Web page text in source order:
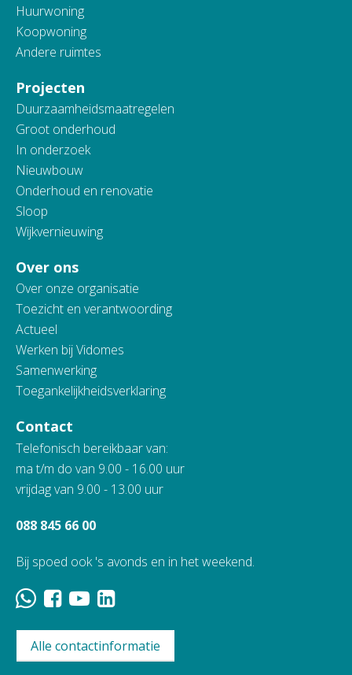
Huurwoning
Koopwoning
Andere ruimtes
Projecten
Duurzaamheidsmaatregelen
Groot onderhoud
In onderzoek
Nieuwbouw
Onderhoud en renovatie
Sloop
Wijkvernieuwing
Over ons
Over onze organisatie
Toezicht en verantwoording
Actueel
Werken bij Vidomes
Samenwerking
Toegankelijkheidsverklaring
Contact
Telefonisch bereikbaar van:
ma t/m do van 9.00 - 16.00 uur
vrijdag van 9.00 - 13.00 uur
088 845 66 00
Bij spoed ook 's avonds en in het weekend.
Alle contactinformatie